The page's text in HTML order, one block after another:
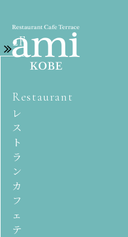
2F
Restaurant
レ
ス
ト
ラ
ン
カ
フ
ェ
テ